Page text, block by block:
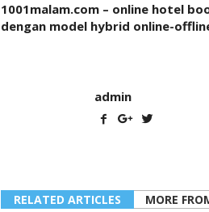
1001malam.com – online hotel
dengan model hybrid online-
admin
RELATED ARTICLES MORE